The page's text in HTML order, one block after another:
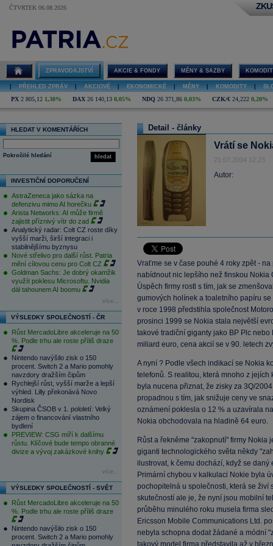
ČTVRTEK 06.08.2026
ZPRAVODAJSTVÍ AKCIE & FONDY MĚNY & SAZBY
PŘEHLED ZPRÁV AKCIOVÉ EKONOMICKÉ MĚNY KOMODITY
PX 2 805,12 1,30% DAX 26 140,13 0,05% NDQ 26 371,86 0,03% CZK/€ 24,222 0,20%
HLEDAT V KOMENTÁŘÍCH
hledat
Pokročilé hledání
INVESTIČNÍ DOPORUČENÍ
AstraZeneca jako sázka na
defenzivu mimo AI horečku
Arista Networks: AI může firmě
zajistit příznivý vítr do zad
Analytický radar: Colt CZ roste díky
vyšší marži, širší integraci i
stabilnějšímu byznysu
Nové střelivo pro další růst. Patria
mění cílovou cenu pro Colt CZ
Goldman Sachs: Je dobrý okamžik
využít poklesu Microsoftu. Nvidia
dál tahounem AI boomu
více...
VÝSLEDKY SPOLEČNOSTÍ - ČR
Růst MercadoLibre akceleruje na 50
%. Podle trhu ale roste příliš draze
Nintendo navýšilo zisk o 150
procent. Switch 2 a Mario pomohly
navzdory dražším čipům
Rychlejší růst, vyšší marže a lepší
výhled. Lilly překonává Novo
Nordisk
Skupina ČSOB v 1. pololetí: Velký
zájem o financování vlastního
bydlení
PREVIEW: CSG míří k dalšímu
růstu. Klíčové bude tempo obranné
divize a vývoj zakázkové knihy
více...
VÝSLEDKY SPOLEČNOSTÍ - SVĚT
Růst MercadoLibre akceleruje na 50
%. Podle trhu ale roste příliš draze
Nintendo navýšilo zisk o 150
procent. Switch 2 a Mario pomohly
Detail - články
Vrátí se
21.07.2004 12:23
Autor:
Vraťme se v čase pouhé 4 roky zpět -
nabídnout nic lepšího než finskou Nokia
Úspěch firmy rostl s tím, jak se
gumových holínek a toaletního papíru
v roce 1998 předstihla společnost
prosinci 1999 se Nokia stala největší
takové tradiční giganty jako BP Plc
miliard euro, cena akcií se v 90. letech
A nyní ? Podle všech indikací se Nokia
telefonů. S realitou, která mnoho z
byla nucena přiznat, že zisky za 3Q/
propadnou s tím, jak snižuje ceny ve
oznámení poklesla o 12 % a uzavírala
Nokia obchodovala na hladině 64 euro.
Růst a řekněme "zakopnutí" firmy
giganti technologického světa někdy
ilustrovat, k čemu dochází, když se
Primární chybou v kalkulaci Nokie byla
pochopitelná u společnosti, která se živí
skutečností ale je, že nyní jsou mobilní
průběhu minulého roku musela firma
Ericsson Mobile Communications Ltd.
nebyla schopna dodat žádané a módní
takový model firma představila až v